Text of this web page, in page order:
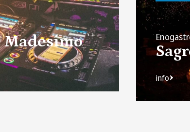
Madesimo
info